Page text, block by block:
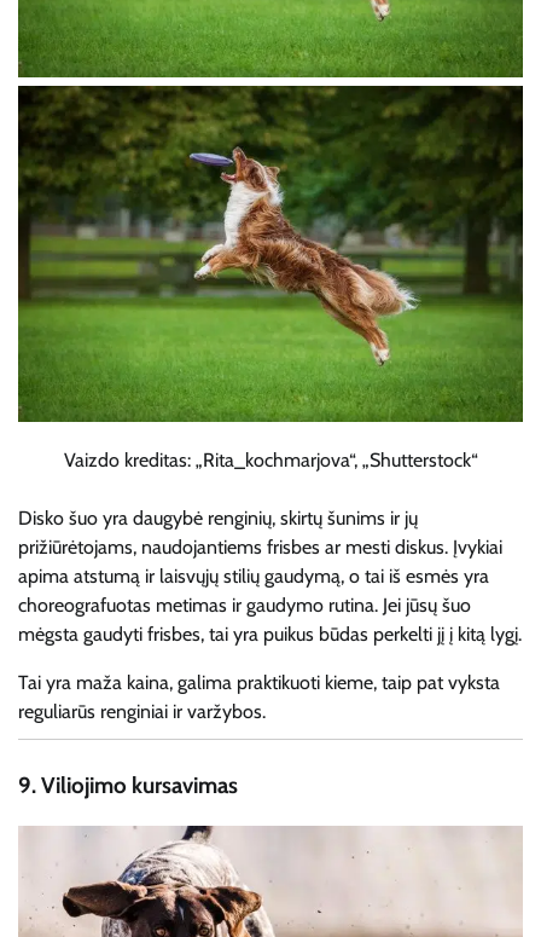
Vaizdo kreditas: „Rita_kochmarjova“, „Shutterstock“
Disko šuo yra daugybė renginių, skirtų šunims ir jų
prižiūrėtojams, naudojantiems frisbes ar mesti diskus. Įvykiai
apima atstumą ir laisvųjų stilių gaudymą, o tai iš esmės yra
choreografuotas metimas ir gaudymo rutina. Jei jūsų šuo
mėgsta gaudyti frisbes, tai yra puikus būdas perkelti jį į kitą lygį.
Tai yra maža kaina, galima praktikuoti kieme, taip pat vyksta
reguliarūs renginiai ir varžybos.
9.Viliojimo kursavimas